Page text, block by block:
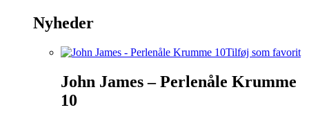
Nyheder
Tilføj som favorit
John James – Perlenåle Krumme
10